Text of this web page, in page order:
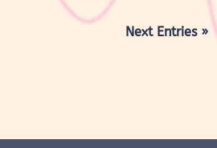
Next Entries »